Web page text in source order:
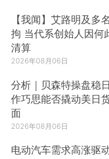
【我闻】艾路明及多
拘 当代系创始人因何
清算
2026年08月06日
分析｜贝森特操盘稳
作巧思能否撬动美日
面
2026年08月06日
电动汽车需求高涨驱